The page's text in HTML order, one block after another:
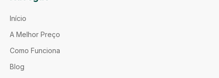
Início
A Melhor Preço
Como Funciona
Blog